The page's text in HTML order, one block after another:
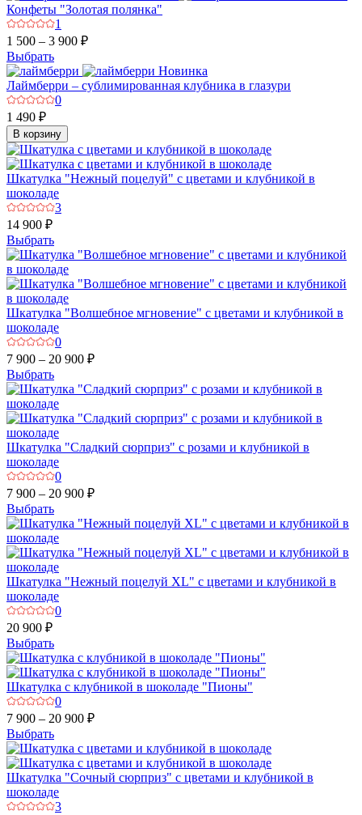
Конфеты "Золотая полянка"
1
1 500 – 3 900 ₽
Выбрать
Новинка
Лаймберри – сублимированная клубника в глазури
0
1 490 ₽
В корзину
Шкатулка "Нежный поцелуй" с цветами и клубникой в
шоколаде
3
14 900 ₽
Выбрать
Шкатулка "Волшебное мгновение" с цветами и клубникой в
шоколаде
0
7 900 – 20 900 ₽
Выбрать
Шкатулка "Сладкий сюрприз" с розами и клубникой в
шоколаде
0
7 900 – 20 900 ₽
Выбрать
Шкатулка "Нежный поцелуй XL" с цветами и клубникой в
шоколаде
0
20 900 ₽
Выбрать
Шкатулка с клубникой в шоколаде "Пионы"
0
7 900 – 20 900 ₽
Выбрать
Шкатулка "Сочный сюрприз" с цветами и клубникой в
шоколаде
3